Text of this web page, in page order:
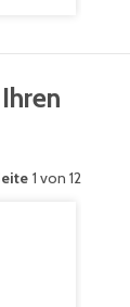
1 von 12